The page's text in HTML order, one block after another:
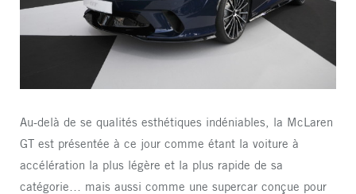
Au-delà de se qualités esthétiques indéniables, la McLaren
GT est présentée à ce jour comme étant la voiture à
accélération la plus légère et la plus rapide de sa
catégorie… mais aussi comme une supercar conçue pour